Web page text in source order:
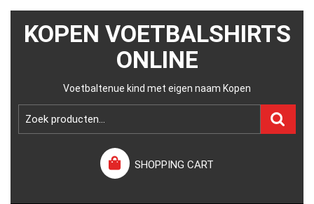
KOPEN VOETBALSHIRTS
ONLINE
Voetbaltenue kind met eigen naam Kopen
SHOPPING CART